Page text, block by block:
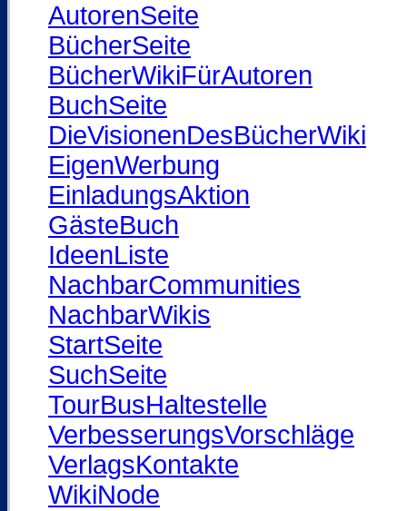
AutorenSeite
BücherSeite
BücherWikiFürAutoren
BuchSeite
DieVisionenDesBücherWiki
EigenWerbung
EinladungsAktion
GästeBuch
IdeenListe
NachbarCommunities
NachbarWikis
StartSeite
SuchSeite
TourBusHaltestelle
VerbesserungsVorschläge
VerlagsKontakte
WikiNode